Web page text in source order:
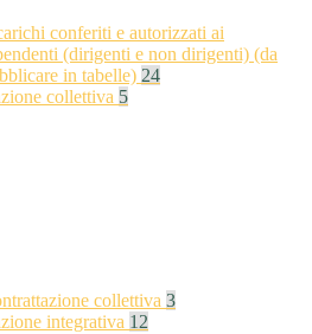
conferiti e autorizzati ai
(dirigenti e non dirigenti) (da
in tabelle) 24
collettiva 5
collettiva 3
integrativa 12